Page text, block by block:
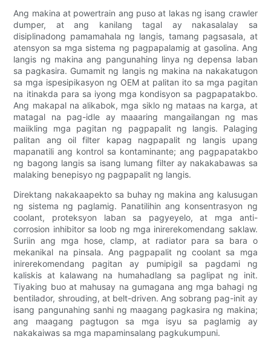
Ang makina at powertrain ang puso at lakas ng isang crawler
dumper, at ang kanilang tagal ay nakasalalay sa
disiplinadong pamamahala ng langis, tamang pagsasala, at
atensyon sa mga sistema ng pagpapalamig at gasolina. Ang
langis ng makina ang pangunahing linya ng depensa laban
sa pagkasira. Gumamit ng langis ng makina na nakakatugon
sa mga ispesipikasyon ng OEM at palitan ito sa mga pagitan
na itinakda para sa iyong mga kondisyon sa pagpapatakbo.
Ang makapal na alikabok, mga siklo ng mataas na karga, at
matagal na pag-idle ay maaaring mangailangan ng mas
maiikling mga pagitan ng pagpapalit ng langis. Palaging
palitan ang oil filter kapag nagpapalit ng langis upang
mapanatili ang kontrol sa kontaminante; ang pagpapatakbo
ng bagong langis sa isang lumang filter ay nakakabawas sa
malaking benepisyo ng pagpapalit ng langis.
Direktang nakakaapekto sa buhay ng makina ang kalusugan
ng sistema ng paglamig. Panatilihin ang konsentrasyon ng
coolant, proteksyon laban sa pagyeyelo, at mga anti-
corrosion inhibitor sa loob ng mga inirerekomendang saklaw.
Suriin ang mga hose, clamp, at radiator para sa bara o
mekanikal na pinsala. Ang pagpapalit ng coolant sa mga
inirerekomendang pagitan ay pumipigil sa pagdami ng
kaliskis at kalawang na humahadlang sa paglipat ng init.
Tiyaking buo at mahusay na gumagana ang mga bahagi ng
bentilador, shrouding, at belt-driven. Ang sobrang pag-init ay
isang pangunahing sanhi ng maagang pagkasira ng makina;
ang maagang pagtugon sa mga isyu sa paglamig ay
nakakaiwas sa mga mapaminsalang pagkukumpuni.